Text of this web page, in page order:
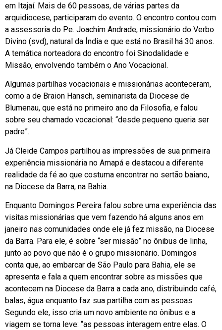
em Itajaí. Mais de 60 pessoas, de várias partes da
arquidiocese, participaram do evento. O encontro contou com
a assessoria do Pe. Joachim Andrade, missionário do Verbo
Divino (svd), natural da Índia e que está no Brasil há 30 anos.
A temática norteadora do encontro foi Sinodalidade e
Missão, envolvendo também o Ano Vocacional.
Algumas partilhas vocacionais e missionárias aconteceram,
como a de Braion Hansch, seminarista da Diocese de
Blumenau, que está no primeiro ano da Filosofia, e falou
sobre seu chamado vocacional: “desde pequeno queria ser
padre”.
Já Cleide Campos partilhou as impressões de sua primeira
experiência missionária no Amapá e destacou a diferente
realidade da fé ao que costuma encontrar no sertão baiano,
na Diocese da Barra, na Bahia.
Enquanto Domingos Pereira falou sobre uma experiência das
visitas missionárias que vem fazendo há alguns anos em
janeiro nas comunidades onde ele já fez missão, na Diocese
da Barra. Para ele, é sobre “ser missão” no ônibus de linha,
junto ao povo que não é o grupo missionário. Domingos
conta que, ao embarcar de São Paulo para Bahia, ele se
apresenta e fala a quem encontrar sobre as missões que
acontecem na Diocese da Barra a cada ano, distribuindo café,
balas, água enquanto faz sua partilha com as pessoas.
Segundo ele, isso cria um novo ambiente no ônibus e a
viagem se torna leve: “as pessoas interagem entre elas. O